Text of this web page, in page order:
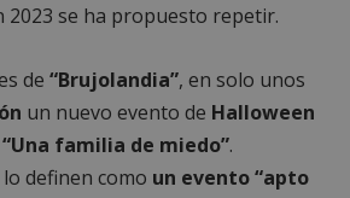
2023 se ha propuesto repetir.
de “Brujolandia”, en solo unos
un nuevo evento de Halloween
“Una familia de miedo”.
lo definen como un evento “apto